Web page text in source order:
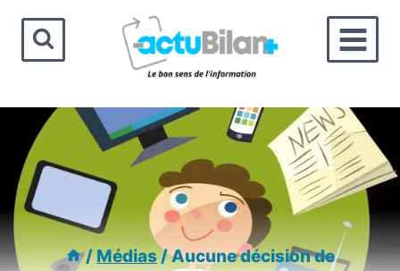
contenu
/Médias/Aucune décision de